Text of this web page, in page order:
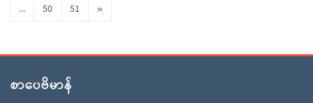
...
50 51 »
စာပေဗိမာန်